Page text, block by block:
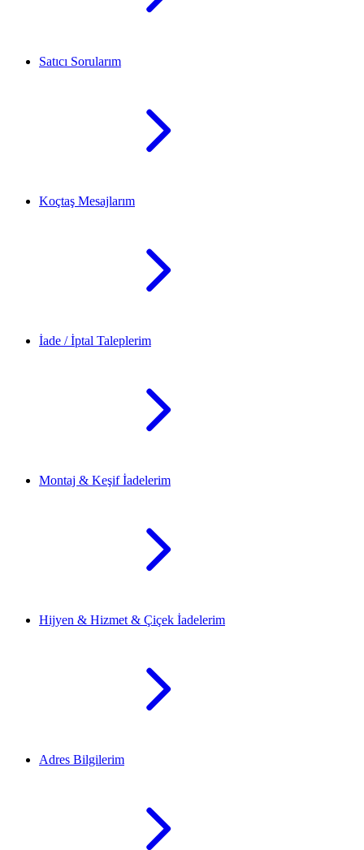
Satıcı Sorularım
Koçtaş Mesajlarım
İade / İptal Taleplerim
Montaj & Keşif İadelerim
Hijyen & Hizmet & Çiçek İadelerim
Adres Bilgilerim